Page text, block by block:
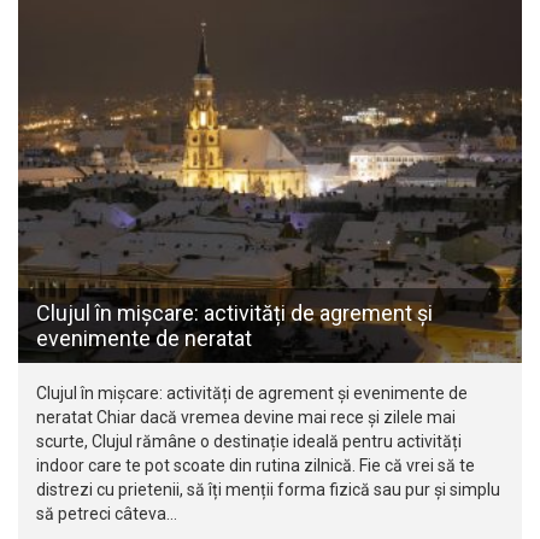
Clujul în mișcare: activități de agrement și
evenimente de neratat
Clujul în mișcare: activități de agrement și evenimente de
neratat Chiar dacă vremea devine mai rece și zilele mai
scurte, Clujul rămâne o destinație ideală pentru activități
indoor care te pot scoate din rutina zilnică. Fie că vrei să te
distrezi cu prietenii, să îți menții forma fizică sau pur și simplu
să petreci câteva…